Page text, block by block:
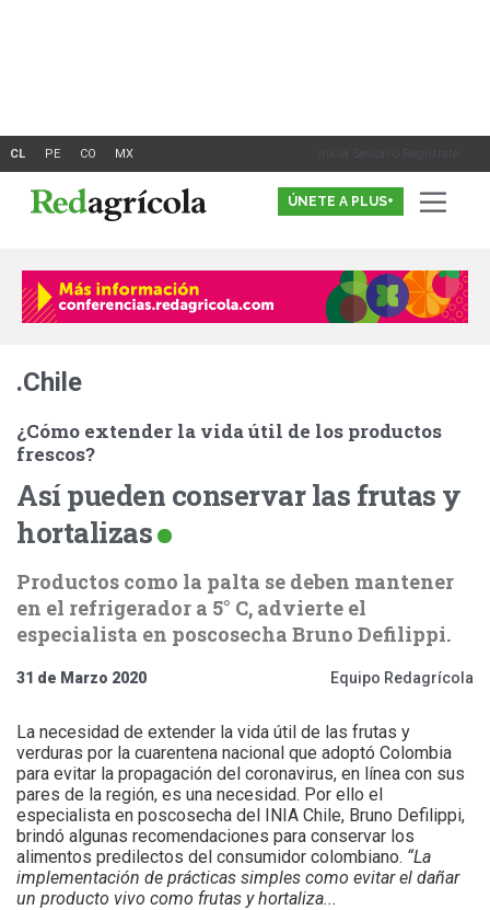
Inicia Sesión o Registrate
ÚNETE A PLUS+
.Chile
¿Cómo extender la vida útil de los productos
frescos?
Así pueden conservar las frutas y
hortalizas
Productos como la palta se deben mantener
en el refrigerador a 5° C, advierte el
especialista en poscosecha Bruno Defilippi.
31 de Marzo 2020 Equipo Redagrícola
La necesidad de extender la vida útil de las frutas y
verduras por la cuarentena nacional que adoptó Colombia
para evitar la propagación del coronavirus, en línea con sus
pares de la región, es una necesidad. Por ello el
especialista en poscosecha del INIA Chile, Bruno Defilippi,
brindó algunas recomendaciones para conservar los
alimentos predilectos del consumidor colombiano. “La
implementación de prácticas simples como evitar el dañar
un producto vivo como frutas y hortaliza...